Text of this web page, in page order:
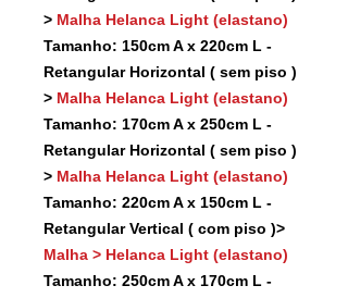
> Malha Helanca Light (elastano)
Tamanho: 150cm A x 220cm L -
Retangular Horizontal ( sem piso )
> Malha Helanca Light (elastano)
Tamanho: 170cm A x 250cm L -
Retangular Horizontal ( sem piso )
> Malha Helanca Light (elastano)
Tamanho: 220cm A x 150cm L -
Retangular Vertical ( com piso )>
Malha > Helanca Light (elastano)
Tamanho: 250cm A x 170cm L -